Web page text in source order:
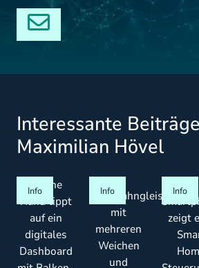
Interessante
Maximilian Hövel
Info Info Info